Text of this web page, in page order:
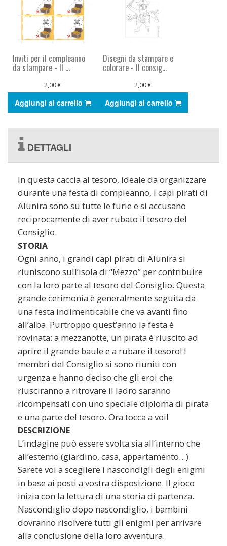
Inviti per il compleanno
da stampare - Il ...
2,00 €
Aggiungi al carrello
Disegni da stampare e
colorare - Il consig...
2,00 €
Aggiungi al carrello
DETTAGLI
In questa caccia al tesoro, ideale da organizzare
durante una festa di compleanno, i capi pirati di
Alunira sono su tutte le furie e si accusano
reciprocamente di aver rubato il tesoro del
Consiglio.
STORIA
Ogni anno, i grandi capi pirati di Alunira si
riuniscono sull’isola di “Mezzo” per contribuire
con la loro parte al tesoro del Consiglio. Questa
grande cerimonia è generalmente seguita da
una festa indimenticabile che va avanti fino
all’alba. Purtroppo quest’anno la festa è
rovinata: a mezzanotte, un pirata è riuscito ad
aprire il grande baule e a rubare il tesoro! I
membri del Consiglio si sono riuniti con
urgenza e hanno deciso che gli eroi che
riusciranno a ritrovare il ladro saranno
ricompensati con uno speciale diploma di pirata
e una parte del tesoro. Ora tocca a voi!
DESCRIZIONE
L’indagine può essere svolta sia all’interno che
all’esterno (giardino, casa, appartamento…).
Sarete voi a scegliere i nascondigli degli enigmi
in base ai posti a vostra disposizione. Il gioco
inizia con la lettura di una storia di partenza.
Nascondiglio dopo nascondiglio, i bambini
dovranno risolvere tutti gli enigmi per arrivare
alla conclusione della loro avventura.